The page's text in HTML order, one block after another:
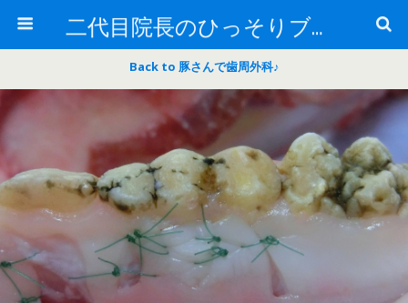
二代目院長のひっそりブログ
Back to 豚さんで歯周外科♪